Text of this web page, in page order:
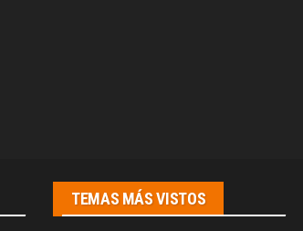
TEMAS MÁS VISTOS